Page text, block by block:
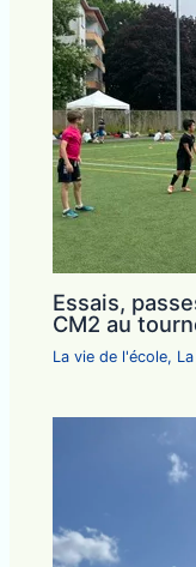
Essais,
CM2 au
La vie de l'école,